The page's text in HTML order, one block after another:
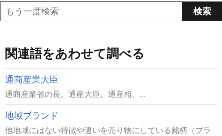
関連語をあわせて調べる
通商産業大臣
通商産業省の長。通産大臣。通産相。...
地域ブランド
他地域にはない特徴や違いを売り物にしている銘柄（ブラ